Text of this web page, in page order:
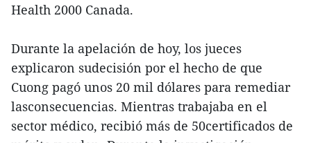
Health 2000 Canada.
Durante la apelación de hoy, los jueces
explicaron sudecisión por el hecho de que
Cuong pagó unos 20 mil dólares para remediar
lasconsecuencias. Mientras trabajaba en el
sector médico, recibió más de 50certificados de